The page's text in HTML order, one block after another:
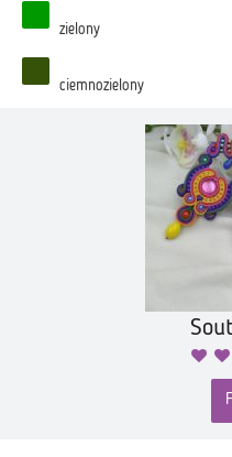
zielony
ciemnozielony